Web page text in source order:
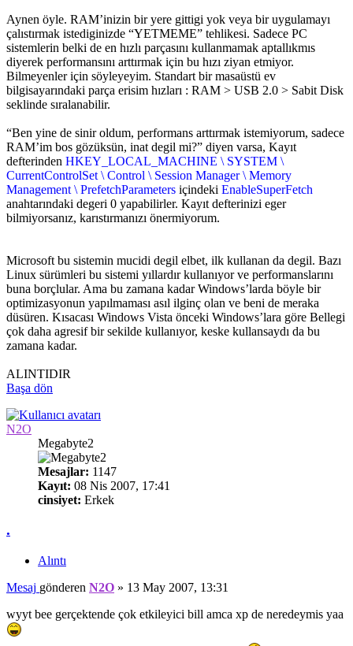
Aynen öyle. RAM’inizin bir yere gittigi yok veya bir uygulamayı
çalıstırmak istediginizde “YETMEME” tehlikesi. Sadece PC
sistemlerin belki de en hızlı parçasını kullanmamak aptallıkmıs
diyerek performansını arttırmak için bu hızı ziyan etmiyor.
Bilmeyenler için söyleyeyim. Standart bir masaüstü ev
bilgisayarındaki parça erisim hızları : RAM > USB 2.0 > Sabit Disk
seklinde sıralanabilir.
“Ben yine de sinir oldum, performans arttırmak istemiyorum, sadece
RAM’im bos gözüksün, inat degil mi?” diyen varsa, Kayıt
defterinden HKEY_LOCAL_MACHINE \ SYSTEM \
CurrentControlSet \ Control \ Session Manager \ Memory
Management \ PrefetchParameters içindeki EnableSuperFetch
anahtarındaki degeri 0 yapabilirler. Kayıt defterinizi eger
bilmiyorsanız, karıstırmanızı önermiyorum.
Microsoft bu sistemin mucidi degil elbet, ilk kullanan da degil. Bazı
Linux sürümleri bu sistemi yıllardır kullanıyor ve performanslarını
buna borçlular. Ama bu zamana kadar Windows’larda böyle bir
optimizasyonun yapılmaması asıl ilginç olan ve beni de meraka
düsüren. Kısacası Windows Vista önceki Windows’lara göre Bellegi
çok daha agresif bir sekilde kullanıyor, keske kullansaydı da bu
zamana kadar.
ALINTIDIR
Başa dön
N2O
Megabyte2
Mesajlar: 1147
Kayıt: 08 Nis 2007, 17:41
cinsiyet: Erkek
.
Alıntı
Mesaj gönderen N2O » 13 May 2007, 13:31
wyyt bee gerçektende çok etkileyici bill amca xp de neredeymis yaa